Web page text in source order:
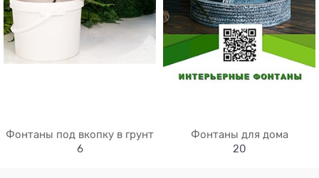
Фонтаны под вкопку в грунт
6
Фонтаны для дома
20